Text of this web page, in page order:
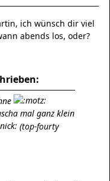
ich wünsch dir viel
abends los, oder?
mal ganz klein
(top-fourty